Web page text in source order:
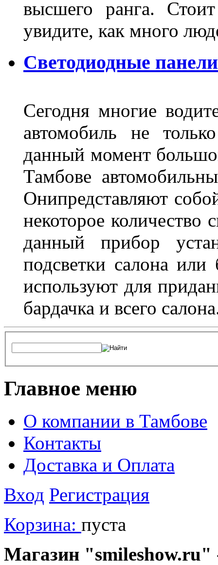
высшего ранга.
увидите, как много
Светодиодные
Сегодня многие
автомобиль не
данный момент
Тамбове
Онипредставляют
некоторое количество
данный прибор
подсветки салона
используют для
бардачка и всего
Главное меню
О компании в Тамбове
Контакты
Доставка и Оплата
Вход Регистрация
Корзина: пуста
Магазин "smileshow.ru"